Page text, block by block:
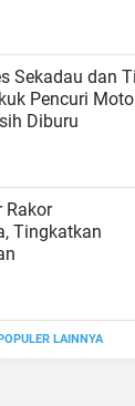
Sekadau dan
Pencuri
Diburu
Rakor
Tingkatkan
LAINNYA